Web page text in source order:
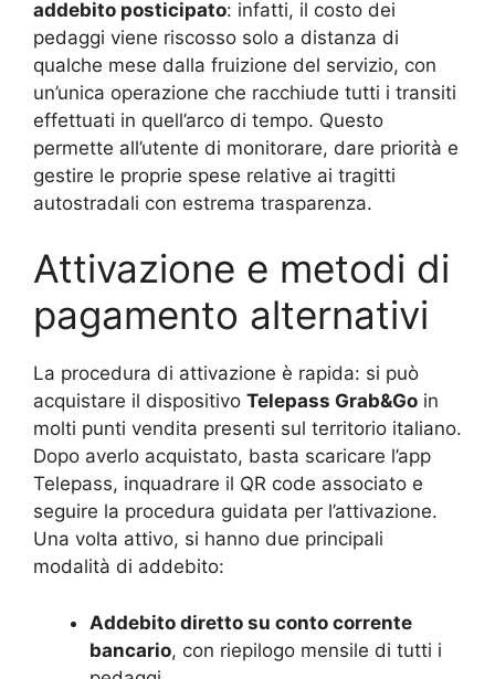
addebito posticipato: infatti, il costo dei
pedaggi viene riscosso solo a distanza di
qualche mese dalla fruizione del servizio, con
un’unica operazione che racchiude tutti i transiti
effettuati in quell’arco di tempo. Questo
permette all’utente di monitorare, dare priorità e
gestire le proprie spese relative ai tragitti
autostradali con estrema trasparenza.
Attivazione e metodi di
pagamento alternativi
La procedura di attivazione è rapida: si può
acquistare il dispositivo Telepass Grab&Go in
molti punti vendita presenti sul territorio italiano.
Dopo averlo acquistato, basta scaricare l’app
Telepass, inquadrare il QR code associato e
seguire la procedura guidata per l’attivazione.
Una volta attivo, si hanno due principali
modalità di addebito:
Addebito diretto su conto corrente
bancario, con riepilogo mensile di tutti i